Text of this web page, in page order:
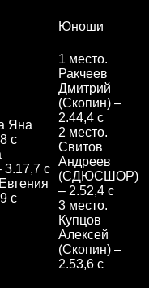
Юноши
Яна
с
3.17,7 с
с
1 место.
Ракчеев
Дмитрий
(Скопин) –
2.44,4 с
2 место.
Свитов
Андреев
(СДЮСШОР)
– 2.52,4 с
3 место.
Купцов
Алексей
(Скопин) –
2.53,6 с